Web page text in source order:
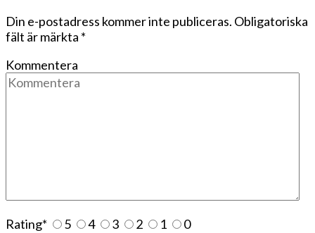
Din e-postadress kommer inte publiceras. Obligatoriska
fält är märkta *
Kommentera
Rating* 5 4 3 2 1
0